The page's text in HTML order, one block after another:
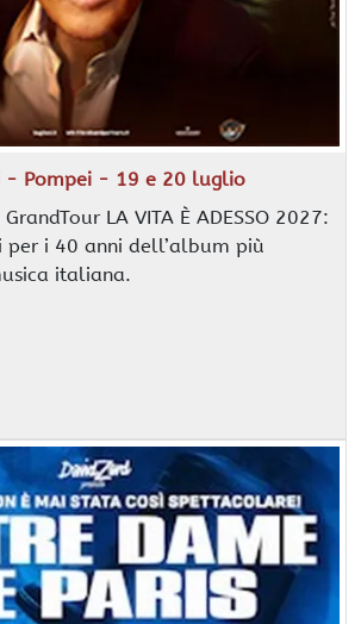
- Pompei - 19 e 20 luglio
LA VITA È ADESSO 2027:
per i 40 anni dell’album più
italiana.